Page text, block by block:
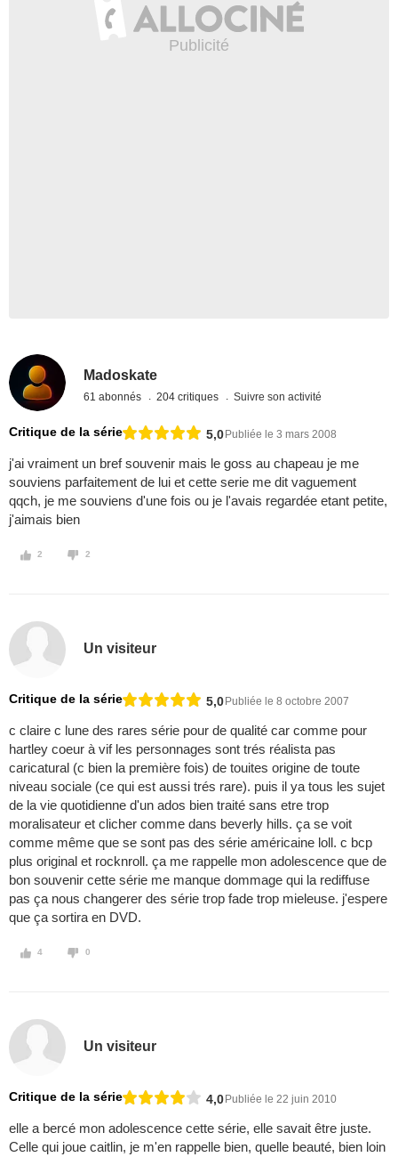
Madoskate
61 abonnés 204 critiques Suivre son activité
Critique de la série 5,0Publiée le 3 mars 2008
j'ai vraiment un bref souvenir mais le goss au chapeau je me
souviens parfaitement de lui et cette serie me dit vaguement
qqch, je me souviens d'une fois ou je l'avais regardée etant petite,
j'aimais bien
2 2
Un visiteur
Critique de la série 5,0Publiée le 8 octobre 2007
c claire c lune des rares série pour de qualité car comme pour
hartley coeur à vif les personnages sont trés réalista pas
caricatural (c bien la première fois) de touites origine de toute
niveau sociale (ce qui est aussi trés rare). puis il ya tous les sujet
de la vie quotidienne d'un ados bien traité sans etre trop
moralisateur et clicher comme dans beverly hills. ça se voit
comme même que se sont pas des série américaine loll. c bcp
plus original et rocknroll. ça me rappelle mon adolescence que de
bon souvenir cette série me manque dommage qui la rediffuse
pas ça nous changerer des série trop fade trop mieleuse. j'espere
que ça sortira en DVD.
4 0
Un visiteur
Critique de la série 4,0Publiée le 22 juin 2010
elle a bercé mon adolescence cette série, elle savait être juste.
Celle qui joue caitlin, je m'en rappelle bien, quelle beauté, bien loin